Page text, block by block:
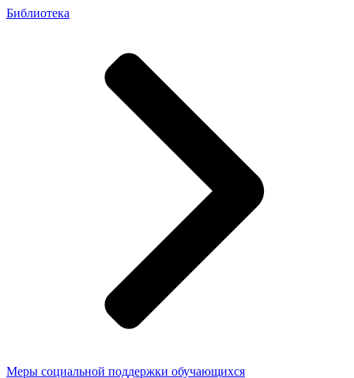
Библиотека
Меры социальной поддержки обучающихся